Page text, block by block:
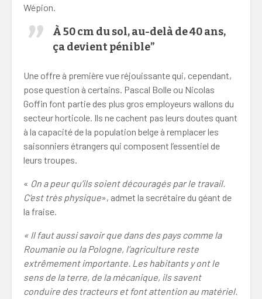
Wépion.
À 50 cm du sol, au-delà de 40 ans,
ça devient pénible”
Une offre à première vue réjouissante qui, cependant,
pose question à certains. Pascal Bolle ou Nicolas
Goffin font partie des plus gros employeurs wallons du
secteur horticole. Ils ne cachent pas leurs doutes quant
à la capacité de la population belge à remplacer les
saisonniers étrangers qui composent l’essentiel de
leurs troupes.
« On a peur qu’ils soient découragés par le travail.
C’est très physique», admet la secrétaire du géant de
la fraise.
« Il faut aussi savoir que dans des pays comme la
Roumanie ou la Pologne, l’agriculture reste
extrêmement importante. Les habitants y ont le
sens de la terre, de la mécanique, ils savent
conduire des tracteurs et font attention au matériel.